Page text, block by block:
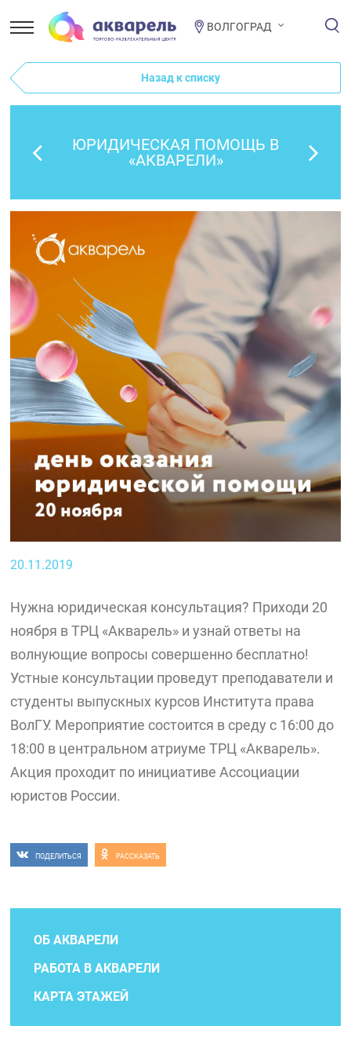
ВОЛГОГРАД
Назад к списку
ЮРИДИЧЕСКАЯ ПОМОЩЬ В
«АКВАРЕЛИ»
20.11.2019
Нужна юридическая консультация? Приходи 20
ноября в ТРЦ «Акварель» и узнай ответы на
волнующие вопросы совершенно бесплатно!
Устные консультации проведут преподаватели и
студенты выпускных курсов Института права
ВолГУ. Мероприятие состоится в среду с 16:00 до
18:00 в центральном атриуме ТРЦ «Акварель».
Акция проходит по инициативе Ассоциации
юристов России.
ПОДЕЛИТЬСЯ РАССКАЗАТЬ
ОБ АКВАРЕЛИ
РАБОТА В АКВАРЕЛИ
КАРТА ЭТАЖЕЙ